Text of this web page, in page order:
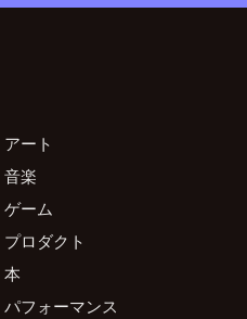
アート
音楽
ゲーム
プロダクト
本
パフォーマンス